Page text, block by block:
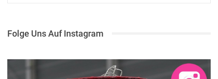
Folge Uns Auf Instagram